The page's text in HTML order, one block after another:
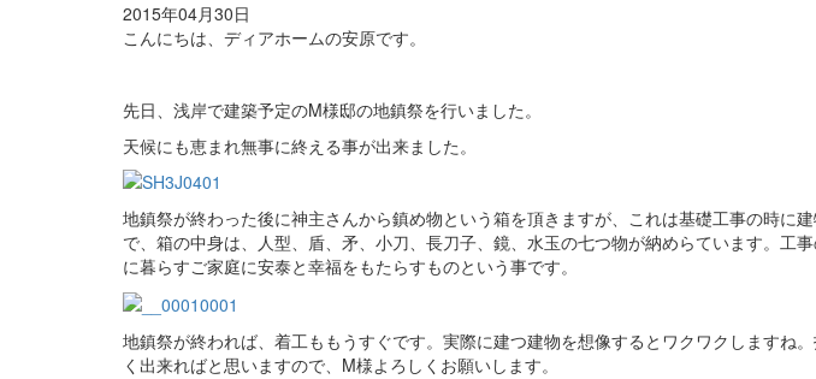
2015年04月30日
こんにちは、ディアホームの安原です。
先日、浅岸で建築予定のM様邸の地鎮祭を行いました。
天候にも恵まれ無事に終える事が出来ました。
地鎮祭が終わった後に神主さんから鎮め物という箱を頂きますが、これは基礎工事の時に
で、箱の中身は、人型、盾、矛、小刀、長刀子、鏡、水玉の七つ物が納めらています。工
に暮らすご家庭に安泰と幸福をもたらすものという事です。
地鎮祭が終われば、着工ももうすぐです。実際に建つ建物を想像するとワクワクしますね
く出来ればと思いますので、M様よろしくお願いします。